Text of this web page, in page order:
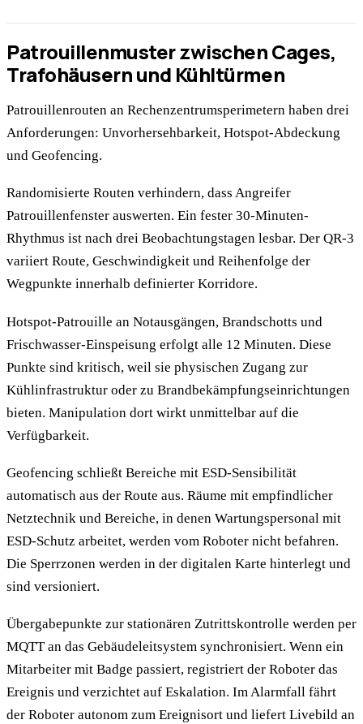
Patrouillenmuster zwischen Cages,
Trafohäusern und Kühltürmen
Patrouillenrouten an Rechenzentrumsperimetern haben drei
Anforderungen: Unvorhersehbarkeit, Hotspot-Abdeckung
und Geofencing.
Randomisierte Routen verhindern, dass Angreifer
Patrouillenfenster auswerten. Ein fester 30-Minuten-
Rhythmus ist nach drei Beobachtungstagen lesbar. Der QR-3
variiert Route, Geschwindigkeit und Reihenfolge der
Wegpunkte innerhalb definierter Korridore.
Hotspot-Patrouille an Notausgängen, Brandschotts und
Frischwasser-Einspeisung erfolgt alle 12 Minuten. Diese
Punkte sind kritisch, weil sie physischen Zugang zur
Kühlinfrastruktur oder zu Brandbekämpfungseinrichtungen
bieten. Manipulation dort wirkt unmittelbar auf die
Verfügbarkeit.
Geofencing schließt Bereiche mit ESD-Sensibilität
automatisch aus der Route aus. Räume mit empfindlicher
Netztechnik und Bereiche, in denen Wartungspersonal mit
ESD-Schutz arbeitet, werden vom Roboter nicht befahren.
Die Sperrzonen werden in der digitalen Karte hinterlegt und
sind versioniert.
Übergabepunkte zur stationären Zutrittskontrolle werden per
MQTT an das Gebäudeleitsystem synchronisiert. Wenn ein
Mitarbeiter mit Badge passiert, registriert der Roboter das
Ereignis und verzichtet auf Eskalation. Im Alarmfall fährt
der Roboter autonom zum Ereignisort und liefert Livebild an